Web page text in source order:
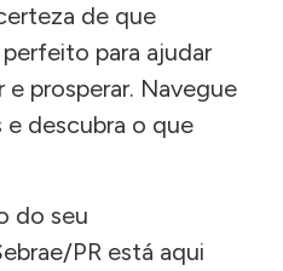
de que
para ajudar
prosperar. Navegue
e descubra o que
do seu
PR está aqui